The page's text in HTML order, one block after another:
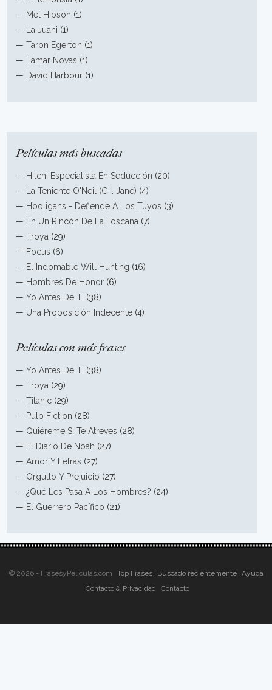
— Mel Hibson (1)
—
La Juani (1)
—Taron Egerton (1)
—Tamar Novas (1)
— David Harbour (1)
Películas más buscadas
— Hitch: Especialista En Seducción (20)
—
La Teniente O'Neil (G.I. Jane) (4)
— Hooligans - Defiende A Los Tuyos (3)
— En Un Rincón De La Toscana (7)
—Troya (29)
— Focus (6)
— El Indomable Will Hunting (16)
— Hombres De Honor (6)
—Yo Antes De Ti (38)
— Una Proposición Indecente (4)
Películas con más frases
—Yo Antes De Ti (38)
—Troya (29)
—Titanic (29)
— Pulp Fiction (28)
— Quiéreme Si Te Atreves (28)
— El Diario De Noah (27)
—Amor Y Letras (27)
— Orgullo Y Prejuicio (27)
—¿Qué Les Pasa A Los Hombres? (24)
— El Guerrero Pacífico (21)
© 2026 - FrasesyPeliculas.com Top Frases Buscado recientemente
Ayuda
Contacto & Privacidad
Contacto